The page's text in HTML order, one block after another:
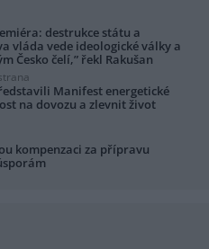
destrukce státu a
vláda vede ideologické války a
Česko čelí,” řekl Rakušan
Manifest energetické
na dovozu a zlevnit život
kompenzaci za přípravu